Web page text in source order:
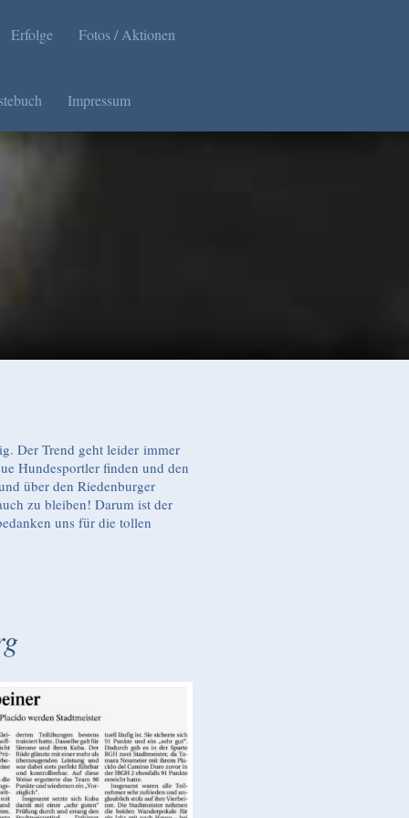
Erfolge Fotos / Aktionen
Impressum
Der Trend geht leider immer
Hundesportler finden und den
über den Riedenburger
zu bleiben! Darum ist der
uns für die tollen